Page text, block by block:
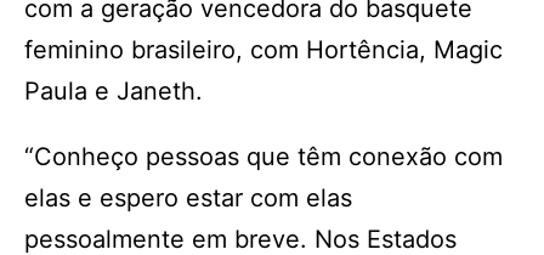
com a geração vencedora do basquete
feminino brasileiro, com Hortência, Magic
Paula e Janeth.
“Conheço pessoas que têm conexão com
elas e espero estar com elas
pessoalmente em breve. Nos Estados